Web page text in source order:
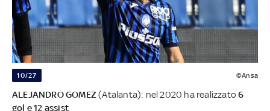
10/27 ©Ansa
ALEJANDRO GOMEZ (Atalanta): nel 2020 ha realizzato6
gol e 12 assist